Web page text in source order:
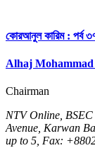
কোরআনুল কারিম : পর্ব
Alhaj
Chairman
NTV Online,
Avenue, Karwan
up to 5, Fax: